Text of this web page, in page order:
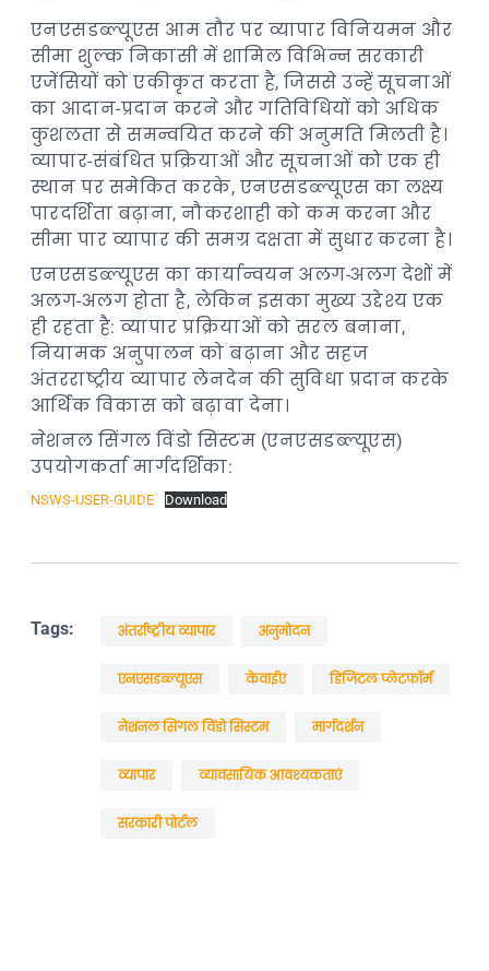
एनएसडब्ल्यूएस आम तौर पर व्यापार विनियमन और
सीमा शुल्क निकासी में शामिल विभिन्न सरकारी
एजेंसियों को एकीकृत करता है, जिससे उन्हें सूचनाओं
का आदान-प्रदान करने और गतिविधियों को अधिक
कुशलता से समन्वयित करने की अनुमति मिलती है।
व्यापार-संबंधित प्रक्रियाओं और सूचनाओं को एक ही
स्थान पर समेकित करके, एनएसडब्ल्यूएस का लक्ष्य
पारदर्शिता बढ़ाना, नौकरशाही को कम करना और
सीमा पार व्यापार की समग्र दक्षता में सुधार करना है।
एनएसडब्ल्यूएस का कार्यान्वयन अलग-अलग देशों में
अलग-अलग होता है, लेकिन इसका मुख्य उद्देश्य एक
ही रहता है: व्यापार प्रक्रियाओं को सरल बनाना,
नियामक अनुपालन को बढ़ाना और सहज
अंतरराष्ट्रीय व्यापार लेनदेन की सुविधा प्रदान करके
आर्थिक विकास को बढ़ावा देना।
नेशनल सिंगल विंडो सिस्टम (एनएसडब्ल्यूएस)
उपयोगकर्ता मार्गदर्शिका:
NSWS-USER-GUIDE Download
Tags: अंतर्राष्ट्रीय व्यापार अनुमोदन
एनएसडब्ल्यूएस केवाईए डिजिटल प्लेटफॉर्म
नेशनल सिंगल विंडो सिस्टम मार्गदर्शन
व्यापार व्यावसायिक आवश्यकताएं
सरकारी पोर्टल